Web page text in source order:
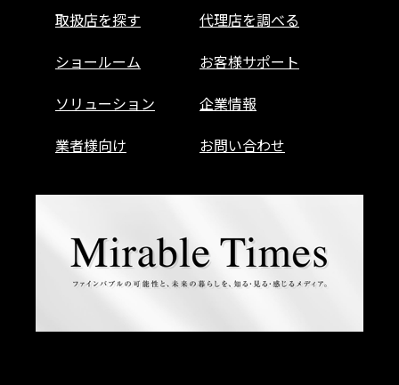
取扱店を探す
代理店を調べる
ショールーム
お客様サポート
ソリューション
企業情報
業者様向け
お問い合わせ